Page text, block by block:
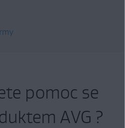
pomoc se
AVG ?